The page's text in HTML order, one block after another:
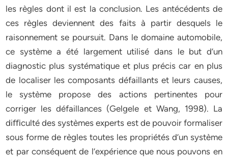
les règles dont il est la conclusion. Les antécédents de
ces règles deviennent des faits à partir desquels le
raisonnement se poursuit. Dans le domaine automobile,
ce système a été largement utilisé dans le but d’un
diagnostic plus systématique et plus précis car en plus
de localiser les composants défaillants et leurs causes,
le système propose des actions pertinentes pour
corriger les défaillances (Gelgele et Wang, 1998). La
diﬃculté des systèmes experts est de pouvoir formaliser
sous forme de règles toutes les propriétés d’un système
et par conséquent de l’expérience que nous pouvons en